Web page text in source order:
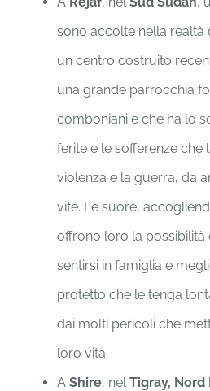
sono accolte nella realtà
un centro costruito
una grande parrocchia
comboniani e che ha lo
ferite e le sofferenze che
violenza e la guerra, da
vite. Le suore,
offrono loro la possibilità
sentirsi in famiglia e
protetto che le tenga
dai molti pericoli che
loro vita.
A Shire, nelTigray, Nord